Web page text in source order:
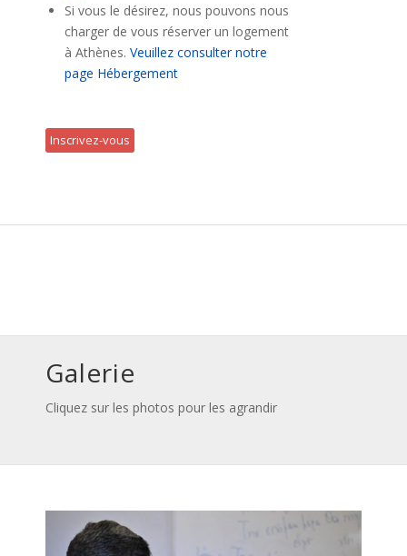
Si vous le désirez, nous pouvons nous
charger de vous réserver un logement
à Athènes. Veuillez consulter notre
page Hébergement
Inscrivez-vous
Galerie
Cliquez sur les photos pour les agrandir